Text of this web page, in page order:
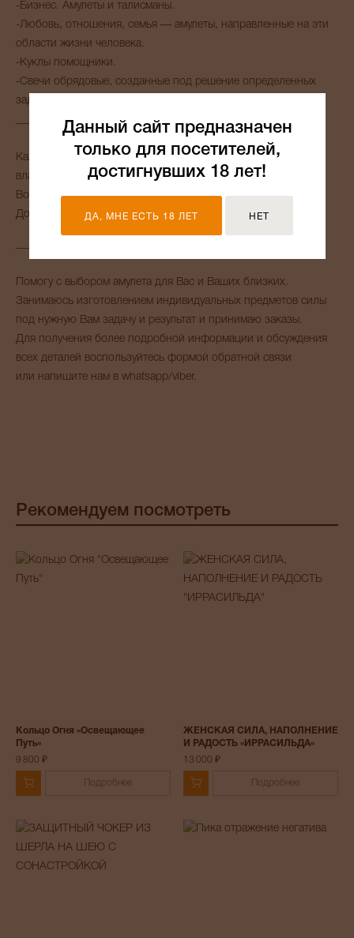
-Бизнес. Амулеты и талисманы.
-Любовь, отношения, семья — амулеты, направленные на эти
области жизни человека.
-Куклы помощники.
-Свечи обрядовые, созданные под решение определенных
задач.
Каждый амулет активируется и сонастраивается со своим
владельцем.
Возможно приобретение оберега в подарок.
Доставка осуществляется по всему МИРУ.
Помогу с выбором амулета для Вас и Ваших близких.
Занимаюсь изготовлением индивидуальных предметов силы
под нужную Вам задачу и результат и принимаю заказы.
Для получения более подробной информации и обсуждения
всех деталей воспользуйтесь формой обратной связи
или напишите нам в whatsapp/viber.
Рекомендуем посмотреть
Кольцо Огня «Освещающее
Путь»
9 800 ₽
Подробнее
ЖЕНСКАЯ СИЛА, НАПОЛНЕНИЕ
И РАДОСТЬ «ИРРАСИЛЬДА»
13 000 ₽
Подробнее
Данный сайт предназначен
только для посетителей,
достигнувших 18 лет!
ДА, МНЕ ЕСТЬ 18 ЛЕТ НЕТ